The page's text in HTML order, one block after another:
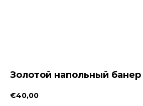
Золотой напольный банер
€40,00